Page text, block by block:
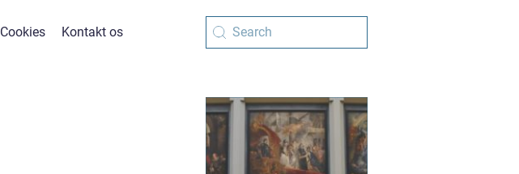
Cookies Kontakt os